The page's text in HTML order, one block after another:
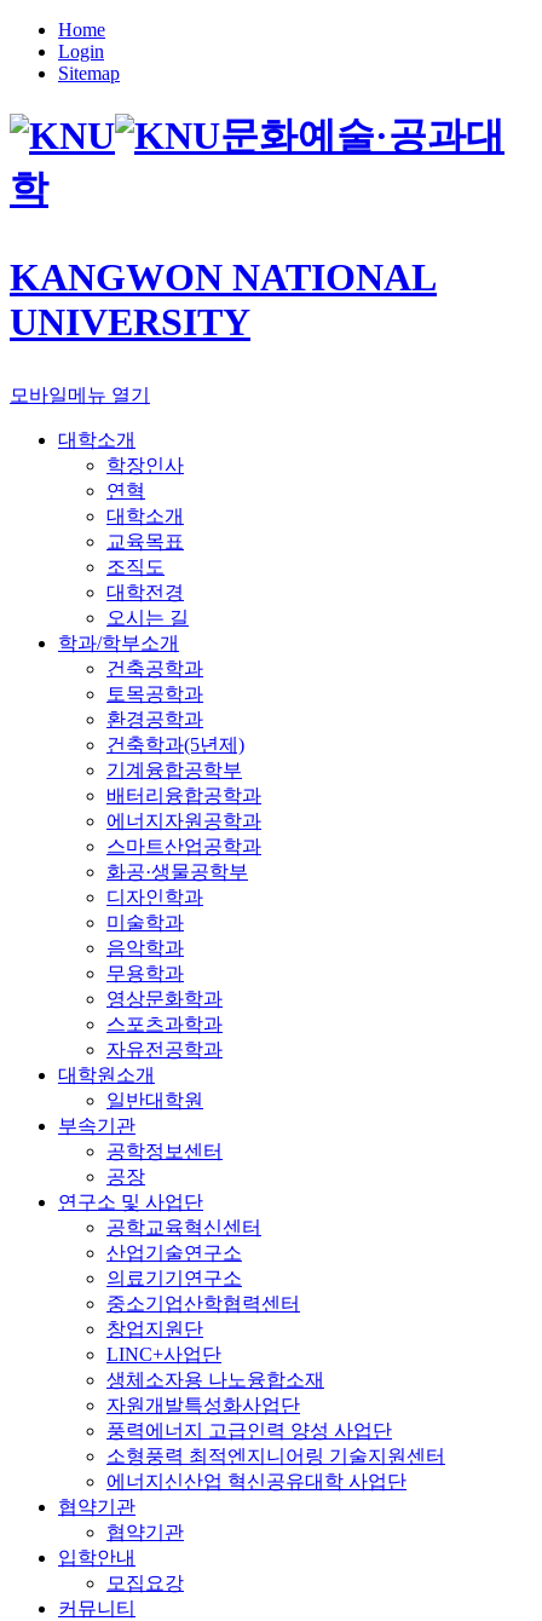
Home
Login
Sitemap
문화예술·공과대
학
KANGWON NATIONAL
UNIVERSITY
모바일메뉴 열기
대학소개
학장인사
연혁
대학소개
교육목표
조직도
대학전경
오시는 길
학과/학부소개
건축공학과
토목공학과
환경공학과
건축학과(5년제)
기계융합공학부
배터리융합공학과
에너지자원공학과
스마트산업공학과
화공·생물공학부
디자인학과
미술학과
음악학과
무용학과
영상문화학과
스포츠과학과
자유전공학과
대학원소개
일반대학원
부속기관
공학정보센터
공장
연구소 및 사업단
공학교육혁신센터
산업기술연구소
의료기기연구소
중소기업산학협력센터
창업지원단
LINC+사업단
생체소자용 나노융합소재
자원개발특성화사업단
풍력에너지 고급인력 양성 사업단
소형풍력 최적엔지니어링 기술지원센터
에너지신산업 혁신공유대학 사업단
협약기관
협약기관
입학안내
모집요강
커뮤니티